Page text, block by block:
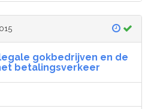
gokbedrijven en de
betalingsverkeer